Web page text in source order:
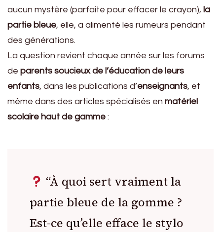
aucun mystère (parfaite pour effacer le crayon), la
partie bleue, elle, a alimenté les rumeurs pendant
des générations.
La question revient chaque année sur les forums
de parents soucieux de l’éducation de leurs
enfants, dans les publications d’enseignants, et
même dans des articles spécialisés en matériel
scolaire haut de gamme :
“À quoi sert vraiment la
partie bleue de la gomme ?
Est-ce qu’elle efface le stylo